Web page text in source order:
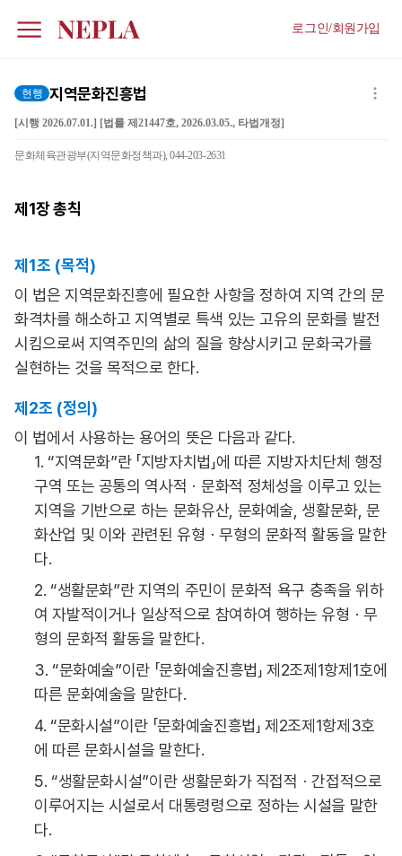
로그인/회원가입
현행 지역문화진흥법
[시행 2026.07.01.] [법률 제21447호, 2026.03.05., 타법개정]
문화체육관광부(지역문화정책과), 044-203-2631
제1장총칙
제1조 (목적)
이 법은 지역문화진흥에 필요한 사항을 정하여 지역 간의 문
화격차를 해소하고 지역별로 특색 있는 고유의 문화를 발전
시킴으로써 지역주민의 삶의 질을 향상시키고 문화국가를
실현하는 것을 목적으로 한다.
제2조 (정의)
이 법에서 사용하는 용어의 뜻은 다음과 같다.
1. “지역문화”란 「지방자치법」에 따른 지방자치단체 행정
구역 또는 공통의 역사적ㆍ문화적 정체성을 이루고 있는
지역을 기반으로 하는 문화유산, 문화예술, 생활문화, 문
화산업 및 이와 관련된 유형ㆍ무형의 문화적 활동을 말한
다.
2. “생활문화”란 지역의 주민이 문화적 욕구 충족을 위하
여 자발적이거나 일상적으로 참여하여 행하는 유형ㆍ무
형의 문화적 활동을 말한다.
3. “문화예술”이란 「문화예술진흥법」 제2조제1항제1호에
따른 문화예술을 말한다.
4. “문화시설”이란 「문화예술진흥법」 제2조제1항제3호
에 따른 문화시설을 말한다.
5. “생활문화시설”이란 생활문화가 직접적ㆍ간접적으로
이루어지는 시설로서 대통령령으로 정하는 시설을 말한
다.